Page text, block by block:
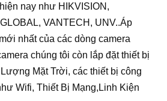
nay như HIKVISION,
VANTECH, UNV..Áp
nhất của các dòng camera
chúng tôi còn lắp đặt thiết bị
Mặt Trời, các thiết bị công
Wifi, Thiết Bị Mạng,Linh Kiện